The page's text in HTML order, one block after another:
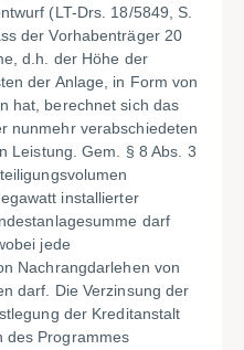
(LT-Drs. 18/5849, S.
der Vorhabenträger 20
d.h. der Höhe der
der Anlage, in Form von
hat, berechnet sich das
nunmehr verabschiedeten
Leistung. Gem. § 8 Abs. 3
installierter
darf
jede
Nachrangdarlehen von
darf. Die Verzinsung der
der Kreditanstalt
des Programmes